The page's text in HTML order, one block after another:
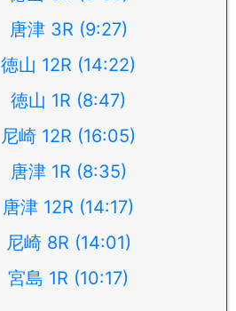
唐津 3R (9:27)
徳山 12R (14:22)
徳山 1R (8:47)
尼崎 12R (16:05)
唐津 1R (8:35)
唐津 12R (14:17)
尼崎 8R (14:01)
宮島 1R (10:17)